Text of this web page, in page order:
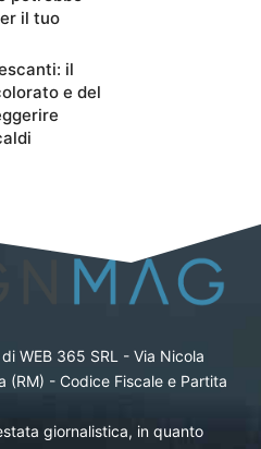
il tuo
il
e del
WEB 365 SRL - Via Nicola
(RM) - Codice Fiscale e Partita
giornalistica, in quanto